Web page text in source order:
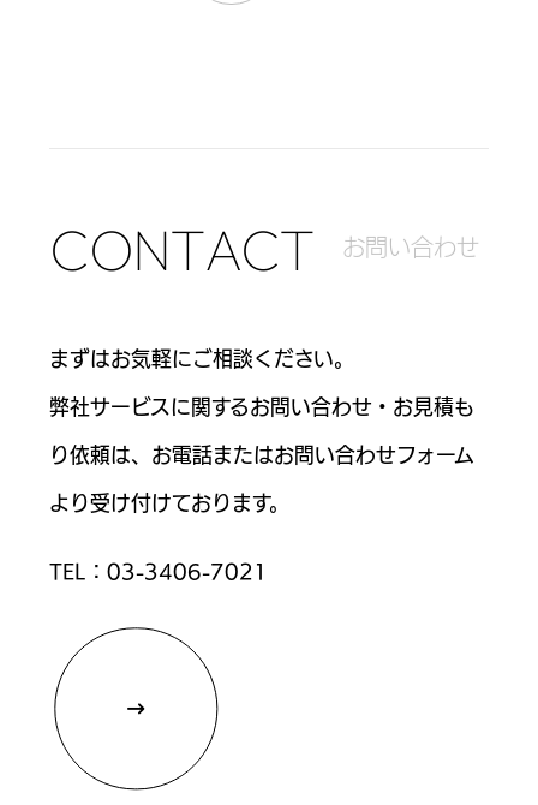
CONTACT お問 い合わせ
まずはお気軽にご相談ください。
弊社サービスに関するお問い合わせ・お見積も
り依頼は、お電話またはお問い合わせフォーム
より受け付けております。
TEL：03-3406-7021